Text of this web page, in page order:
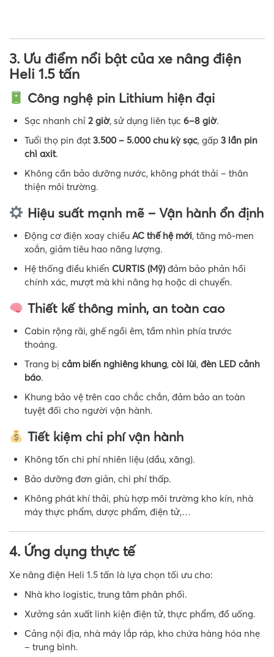
3. Ưu điểm nổi bật của xe nâng điện
Heli 1.5 tấn
Công nghệ pin Lithium hiện đại
Sạc nhanh chỉ 2 giờ, sử dụng liên tục 6–8 giờ.
Tuổi thọ pin đạt 3.500 – 5.000 chu kỳ sạc, gấp 3 lần pin
chì axit.
Không cần bảo dưỡng nước, không phát thải – thân
thiện môi trường.
Hiệu suất mạnh mẽ – Vận hành ổn định
Động cơ điện xoay chiều AC thế hệ mới, tăng mô-men
xoắn, giảm tiêu hao năng lượng.
Hệ thống điều khiển CURTIS (Mỹ) đảm bảo phản hồi
chính xác, mượt mà khi nâng hạ hoặc di chuyển.
Thiết kế thông minh, an toàn cao
Cabin rộng rãi, ghế ngồi êm, tầm nhìn phía trước
thoáng.
Trang bị cảm biến nghiêng khung, còi lùi, đèn LED cảnh
báo.
Khung bảo vệ trên cao chắc chắn, đảm bảo an toàn
tuyệt đối cho người vận hành.
Tiết kiệm chi phí vận hành
Không tốn chi phí nhiên liệu (dầu, xăng).
Bảo dưỡng đơn giản, chi phí thấp.
Không phát khí thải, phù hợp môi trường kho kín, nhà
máy thực phẩm, dược phẩm, điện tử,…
4. Ứng dụng thực tế
Xe nâng điện Heli 1.5 tấn là lựa chọn tối ưu cho:
Nhà kho logistic, trung tâm phân phối.
Xưởng sản xuất linh kiện điện tử, thực phẩm, đồ uống.
Cảng nội địa, nhà máy lắp ráp, kho chứa hàng hóa nhẹ
– trung bình.